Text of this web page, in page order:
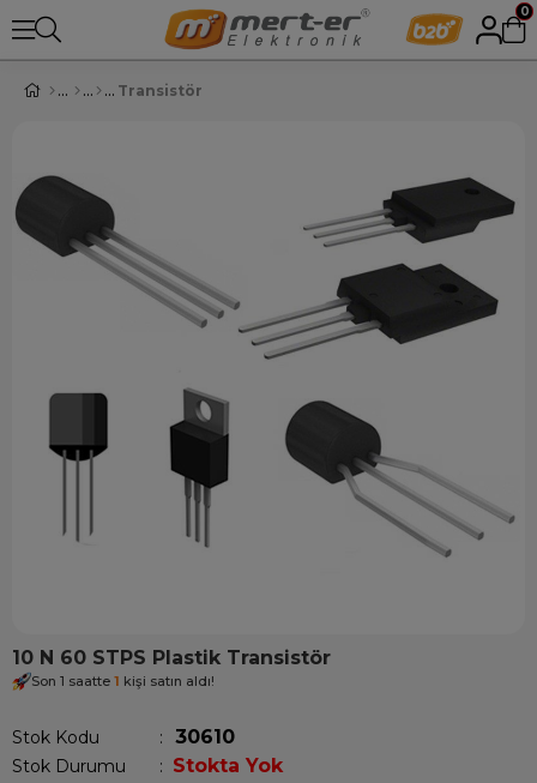
0
Transistör
10 N 60 STPS Plastik Transistör
Son 1 saatte 1 kişi satın aldı!
Stok Kodu 30610
Stok Durumu : Stokta Yok